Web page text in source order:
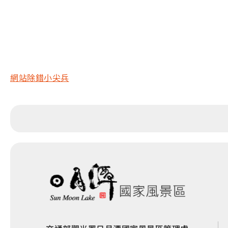
網站除錯小尖兵